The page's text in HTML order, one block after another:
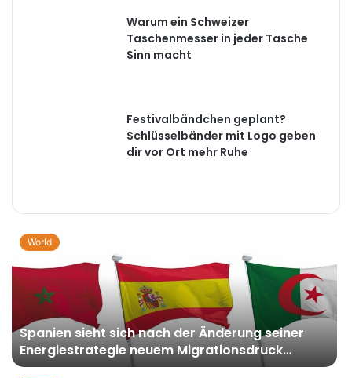
Warum ein Schweizer
Taschenmesser in jeder Tasche
Sinn macht
Festivalbändchen geplant?
Schlüsselbänder mit Logo geben
dir vor Ort mehr Ruhe
World
Spanien sieht sich nach der Änderung seiner
Energiestrategie neuem Migrationsdruck
ausgesetzt